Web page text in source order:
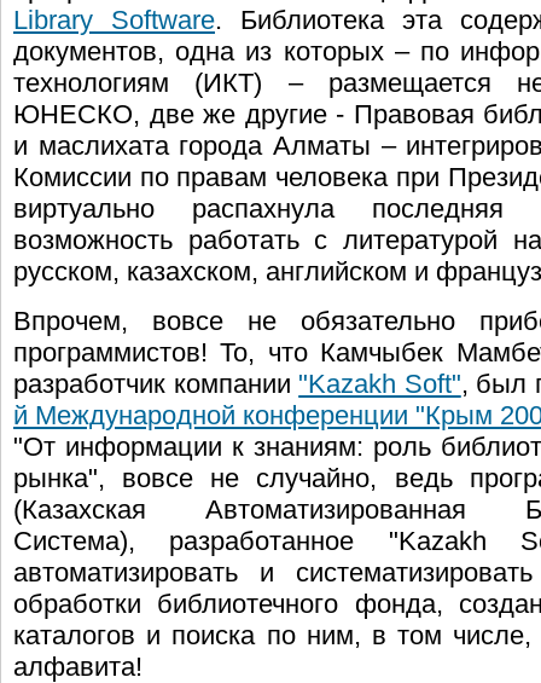
Library Software. Библиотека эта
документов, одна из которых – по
технологиям (ИКТ) – размещается
ЮНЕСКО, две же другие - Правовая
и маслихата города Алматы –
Комиссии по правам человека при
виртуально распахнула
возможность работать с
русском, казахском, английском и
Впрочем, вовсе не обязательно
программистов! То, что Камчыбек
разработчик компании "Kazakh Soft", был
й Международной конференции "Крым
"От информации к знаниям: роль
рынка", вовсе не случайно, ведь
(Казахская Автоматизированная
Система), разработанное "Kazakh
автоматизировать и
обработки библиотечного фонда,
каталогов и поиска по ним, в том числе,
алфавита!